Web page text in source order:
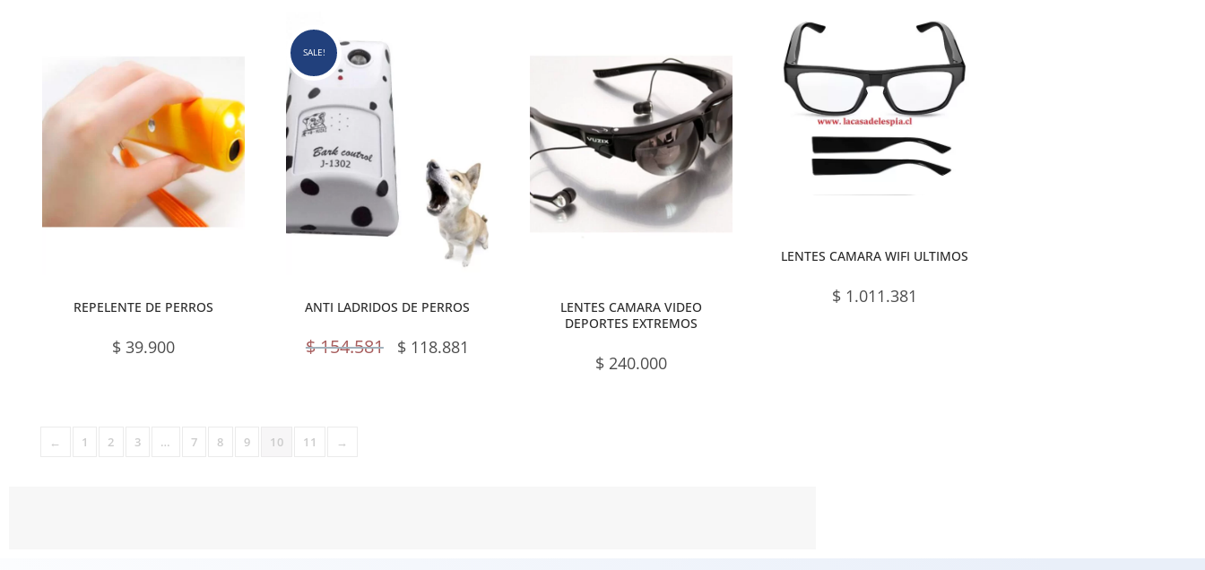
REPELENTE DE PERROS
$ 39.900
SALE!
ANTI LADRIDOS DE PERROS
$154.581 $118.881
LENTES CAMARA VIDEO
DEPORTES EXTREMOS
$240.000
LENTES CAMARA WIFI ULTIMOS
$ 1.011.381
← 1 2 3 … 7 8 9 10 11 →